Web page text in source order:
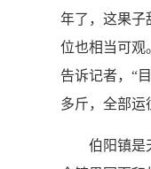
年了，这果子
位也相当可观
告诉记者，“
多斤，全部运
伯阳镇是天